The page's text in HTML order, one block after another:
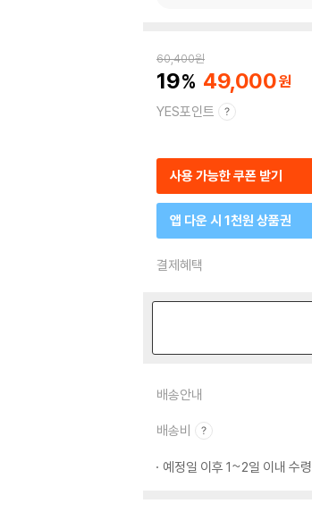
60,400원
19 49,000
YES포인트
사용 가능한 쿠폰 받기
앱 다운 시 1천원 상품권
결제혜택
배송안내
배송비
예정일 이후 1~2일 이내 수령